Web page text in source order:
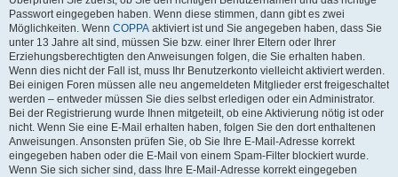
Passwort eingegeben haben. Wenn diese stimmen, dann gibt es zwei
Möglichkeiten. Wenn COPPA aktiviert ist und Sie angegeben haben, dass Sie
unter 13 Jahre alt sind, müssen Sie bzw. einer Ihrer Eltern oder Ihrer
Erziehungsberechtigten den Anweisungen folgen, die Sie erhalten haben.
Wenn dies nicht der Fall ist, muss Ihr Benutzerkonto vielleicht aktiviert werden.
Bei einigen Foren müssen alle neu angemeldeten Mitglieder erst freigeschaltet
werden – entweder müssen Sie dies selbst erledigen oder ein Administrator.
Bei der Registrierung wurde Ihnen mitgeteilt, ob eine Aktivierung nötig ist oder
nicht. Wenn Sie eine E-Mail erhalten haben, folgen Sie den dort enthaltenen
Anweisungen. Ansonsten prüfen Sie, ob Sie Ihre E-Mail-Adresse korrekt
eingegeben haben oder die E-Mail von einem Spam-Filter blockiert wurde.
Wenn Sie sich sicher sind, dass Ihre E-Mail-Adresse korrekt eingegeben